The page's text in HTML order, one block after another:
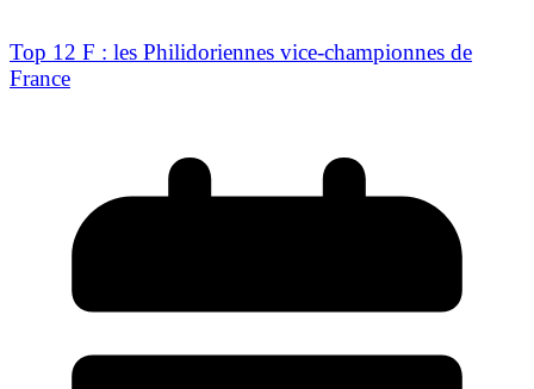
Top 12 F : les Philidoriennes vice-championnes de
France